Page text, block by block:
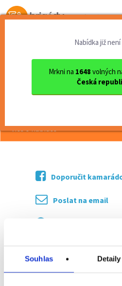
Souhlas Detaily
Od první brigády
Nabídka již
Mrkni na 1648 volných
Česká
Zlínský kraj okres
Uklízeč/ka - brigáda (A13979)
Uklízeč/ka -
více o nabídce >>
Doporučit
Poslat na email